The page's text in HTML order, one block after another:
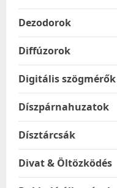
Dezodorok
Diffúzorok
Digitális szögmérők
Díszpárnahuzatok
Dísztárcsák
Divat & Öltözködés